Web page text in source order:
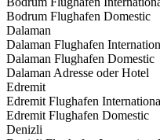
Bodrum Flughafen Domestic
Dalaman
Dalaman Flughafen
Dalaman Flughafen Domestic
Dalaman Adresse oder Hotel
Edremit
Edremit Flughafen
Edremit Flughafen Domestic
Denizli